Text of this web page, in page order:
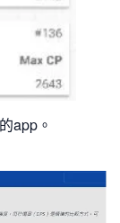
app。